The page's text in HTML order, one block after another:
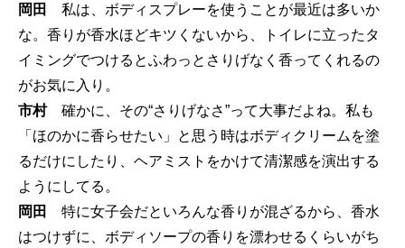
岡田
私は、ボディスプレーを使うことが最近は多いか
な。香りが香水ほどキツくないから、トイレに立ったタ
イミングでつけるとふわっとさりげなく香ってくれるの
がお気に入り。
市村確かに、その“さりげなさ”って大事だよね。私も
「ほのかに香らせたい」と思う時はボディクリームを塗
るだけにしたり、ヘアミストをかけて清潔感を演出する
ようにしてる。
岡田
特に女子会だといろんな香りが混ざるから、香水
はつけずに、ボディソープの香りを漂わせるくらいがち